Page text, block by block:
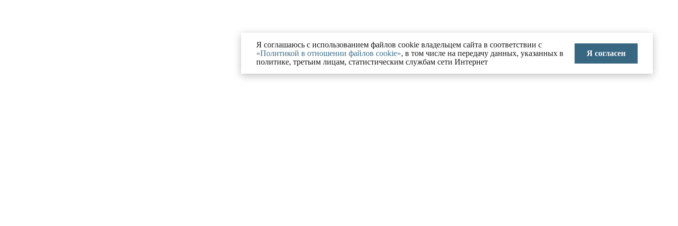
Я соглашаюсь с использованием файлов cookie владельцем сайта в соответствии с
«Политикой в отношении файлов cookie», в том числе на передачу данных, указанных в
политике, третьим лицам, статистическим службам сети Интернет
Я согласен